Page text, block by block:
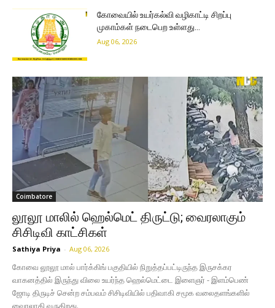
கோவையில் உயர்கல்வி வழிகாட்டி சிறப்பு
முகாம்கள் நடைபெற உள்ளது…
Aug 06, 2026
Coimbatore
லூலூ மாலில் ஹெல்மெட் திருட்டு; வைரலாகும்
சிசிடிவி காட்சிகள்
Sathiya Priya - Aug 06, 2026
கோவை லூலூ மால் பார்க்கிங் பகுதியில் நிறுத்தப்பட்டிருந்த இருசக்கர
வாகனத்தில் இருந்து விலை உயர்ந்த ஹெல்மெட்டை இளைஞர் - இளம்பெண்
ஜோடி திருடிச் சென்ற சம்பவம் சிசிடிவியில் பதிவாகி சமூக வலைதளங்களில்
வைரலாகி வருகிறது.